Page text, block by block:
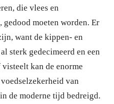
die vlees en
moeten worden. Er
want de kippen- en
sterk gedecimeerd en een
kan de enorme
van
de moderne tijd bedreigd.